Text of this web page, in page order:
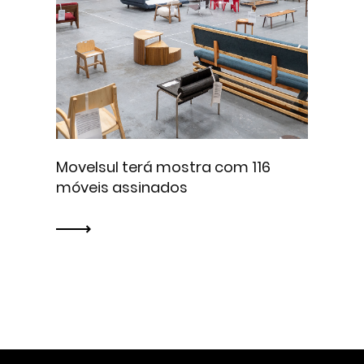
Movelsul terá mostra com 116
móveis assinados